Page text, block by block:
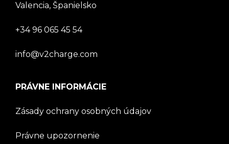
Valencia, Španielsko
+34 96 065 45 54
info@v2charge.com
PRÁVNE INFORMÁCIE
Zásady ochrany osobných údajov
Právne upozornenie